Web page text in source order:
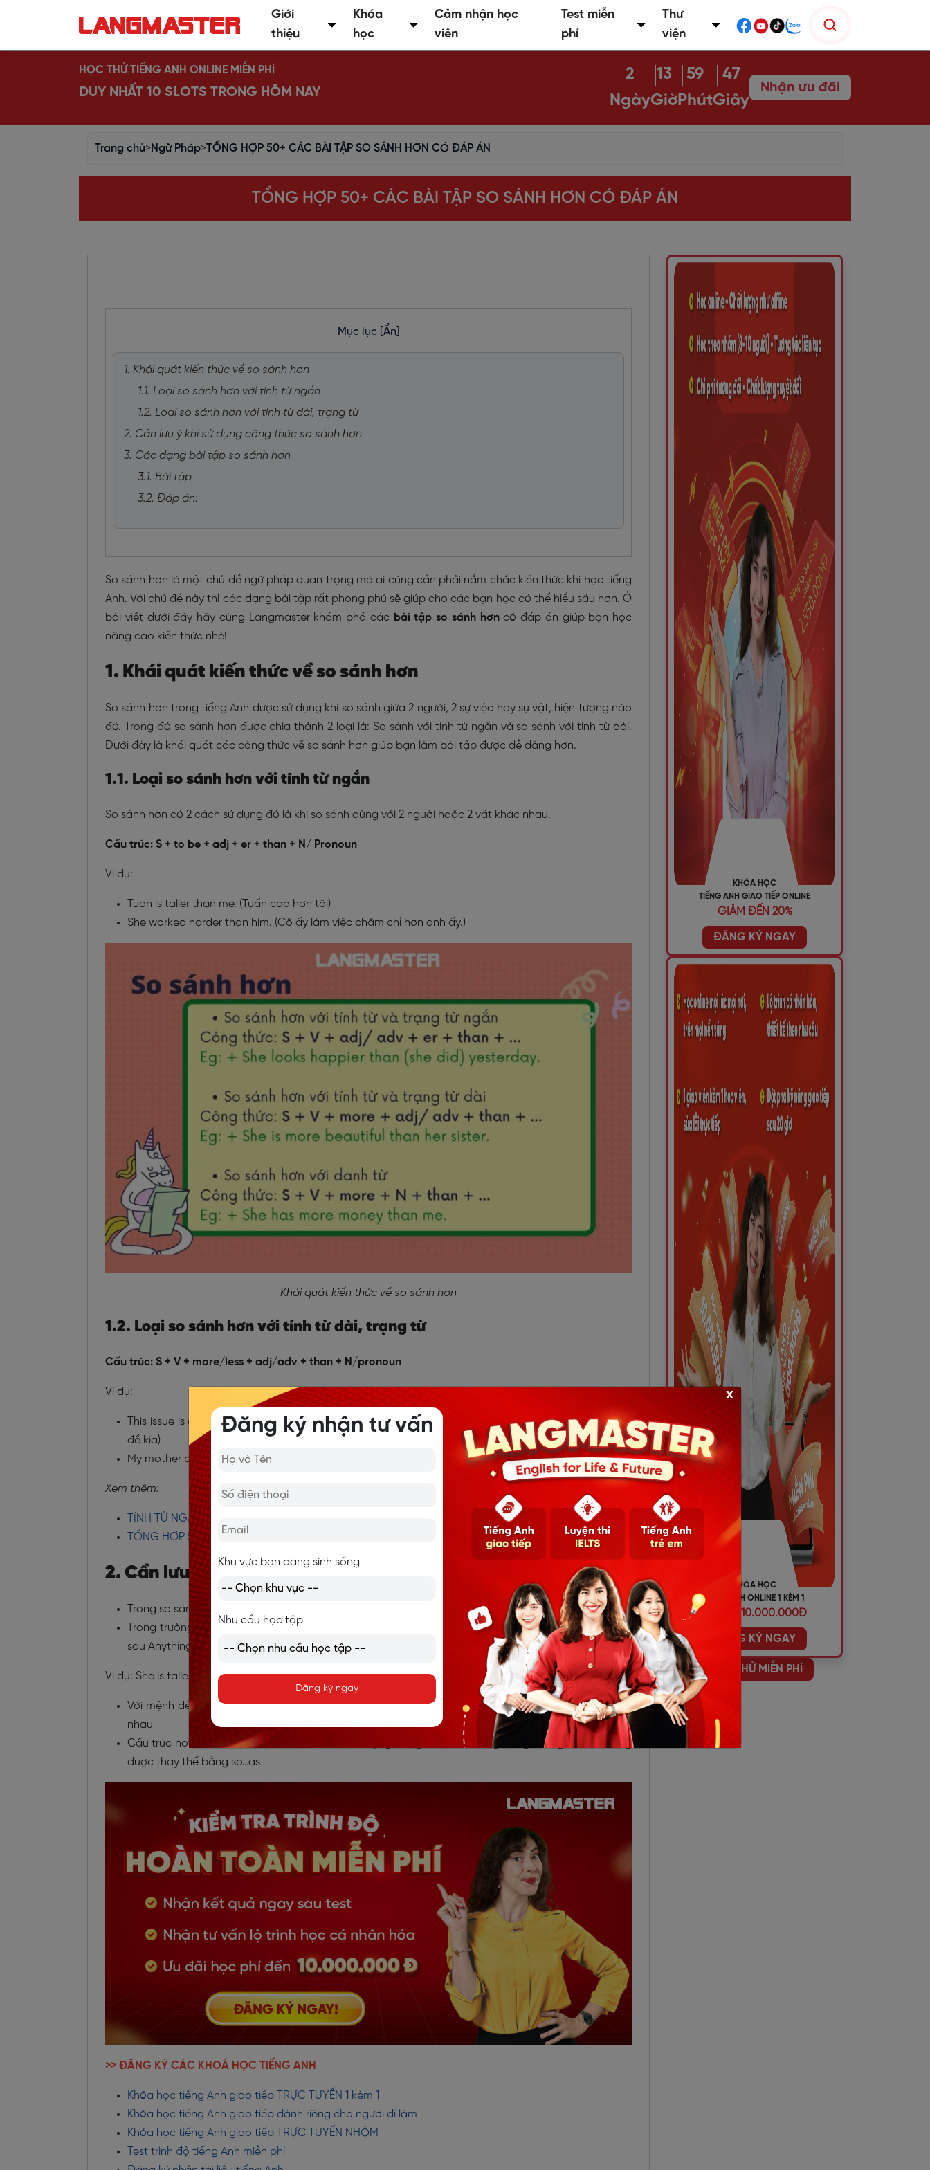
Giới
thiệu
Khóa
học
Cảm nhận học
viên
Test miễn
phí
Thư
viện
HỌC THỬ TIẾNG ANH ONLINE MIỄN PHÍ
DUY NHẤT 10 SLOTS TRONG HÔM NAY
2
Ngày
13
Giờ
59
Phút
46
Giây
Nhận ưu đãi
Trang chủ>Ngữ Pháp>TỔNG HỢP 50+ CÁC BÀI TẬP SO SÁNH HƠN CÓ ĐÁP ÁN
TỔNG HỢP 50+ CÁC BÀI TẬP SO SÁNH HƠN CÓ ĐÁP ÁN
Mục lục [Ẩn]
1. Khái quát kiến thức về so sánh hơn
1.1. Loại so sánh hơn với tính từ ngắn
1.2. Loại so sánh hơn với tính từ dài, trạng từ
2. Cần lưu ý khi sử dụng công thức so sánh hơn
3. Các dạng bài tập so sánh hơn
3.1. Bài tập
3.2. Đáp án:
So sánh hơn là một chủ đề ngữ pháp quan trọng mà ai cũng cần phải nắm chắc kiến thức khi học tiếng
Anh. Với chủ đề này thì các dạng bài tập rất phong phú sẽ giúp cho các bạn học có thể hiểu sâu hơn. Ở
bài viết dưới đây hãy cùng Langmaster khám phá các bài tập so sánh hơncó đáp án giúp bạn học
nâng cao kiến thức nhé!
1. Khái quát kiến thức về so sánh hơn
So sánh hơn trong tiếng Anh được sử dụng khi so sánh giữa 2 người, 2 sự việc hay sự vật, hiện tượng nào
đó. Trong đó so sánh hơn được chia thành 2 loại là: So sánh với tính từ ngắn và so sánh với tính từ dài.
Dưới đây là khái quát các công thức về so sánh hơn giúp bạn làm bài tập được dễ dàng hơn.
1.1. Loại so sánh hơn với tính từ ngắn
So sánh hơn có 2 cách sử dụng đó là khi so sánh dùng với 2 người hoặc 2 vật khác nhau.
Cấu trúc: S + to be + adj + er + than + N/ Pronoun
Ví dụ:
Tuan is taller than me. (Tuấn cao hơn tôi)
She worked harder than him. (Cô ấy làm việc chăm chỉ hơn anh ấy.)
Khái quát kiến thức về so sánh hơn
1.2. Loại so sánh hơn với tính từ dài, trạng từ
Cấu trúc: S + V + more/less + adj/adv + than + N/pronoun
Ví dụ:
This issue is even more complicated than that one. (Vấn đề này thậm chí còn phức tạp hơn cả vấn
đề kia)
My mother drives more carefully than my father do. (Mẹ tôi lái xe cẩn thận hơn bố tôi lái)
Xem thêm:
TÍNH TỪ NGẮN LÀ GÌ? CÁCH PHÂN BIỆT TÍNH TỪ NGẮN VÀ TÍNH TỪ DÀI
TỔNG HỢP 50 TÍNH TỪ DÀI TRONG TIẾNG ANH PHỔ BIẾN NHẤT
2. Cần lưu ý khi sử dụng công thức so sánh hơn
Trong so sánh hơn thì sau “than” là một đại từ nhân xưng được làm chủ ngữ chứ không phải tân ngữ
Trong trường hợp so sánh một người hay với tất cả số lượng thì người hay vật còn lại sẽ thêm Else
sau Anything/Anybody
Ví dụ: She is taller than anybody else in the school. (Cô y cao hơn bất kỳ ai khác trong trường.)
Với mệnh đề quan hệ, chủ ngữ đằng sau “than” hay “as” có thể bỏ được nếu 2 chủ ngữ này giống
nhau
Cấu trúc not as…as = cấu trúc not so…as để sử dụng trong so sánh không bằng nhưng as…as không
được thay thế bằng so…as
>> ĐĂNG KÝ CÁC KHOÁ HỌC TIẾNG ANH
Khóa học tiếng Anh giao tiếp TRỰC TUYẾN 1 kèm 1
Khóa học tiếng Anh giao tiếp dành riêng cho người đi làm
Khóa học tiếng Anh giao tiếp TRỰC TUYẾN NHÓM
Test trình độ tiếng Anh miễn phí
KHÓA HỌC
TIẾNG ANH GIAO TIẾP ONLINE
GIẢM ĐẾN 20%
ĐĂNG KÝ NGAY
KHÓA HỌC
TIẾNG ANH ONLINE 1 KÈM 1
ƯU ĐÃI 10.000.000Đ
ĐĂNG KÝ NGAY
HỌC THỬ MIỄN PHÍ
Đăng ký nhận tư vấn
Khu vực bạn đang sinh sống
Nhu cầu học tập
Đăng ký ngay
x